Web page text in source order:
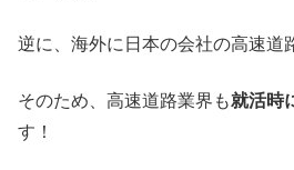
逆に、海外に日本の会社の高速道
そのため、高速道路業界も就活時
す！